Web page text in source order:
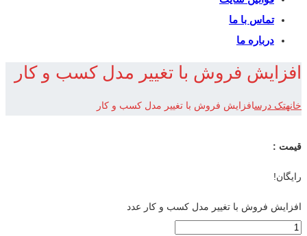
تماس با ما
درباره ما
افزایش فروش با تغییر مدل کسب و کار
خانهتک درسافزایش فروش با تغییر مدل کسب و کار
قیمت :
رایگان!
افزایش فروش با تغییر مدل کسب و کار عدد